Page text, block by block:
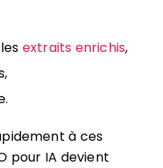
extraits enrichis,
à ces
pour IA devient